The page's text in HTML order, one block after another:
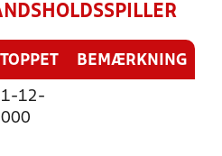
BEMÆRKNING
12-